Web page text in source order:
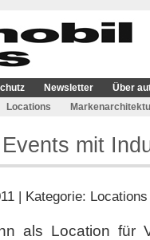
Newsletter
Über
Locations
mit
| Kategorie: Locations
als Location für